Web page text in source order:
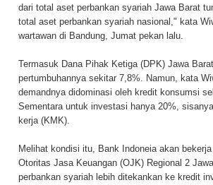
dari total aset perbankan syariah Jawa Barat
total aset perbankan syariah nasional," kata
wartawan di Bandung, Jumat pekan lalu.
Termasuk Dana Pihak Ketiga (DPK) Jawa
pertumbuhannya sekitar 7,8%. Namun, kata
demandnya didominasi oleh kredit konsumsi
Sementara untuk investasi hanya 20%,
kerja (KMK).
Melihat kondisi itu, Bank Indoneia akan
Otoritas Jasa Keuangan (OJK) Regional 2
perbankan syariah lebih ditekankan ke kredit